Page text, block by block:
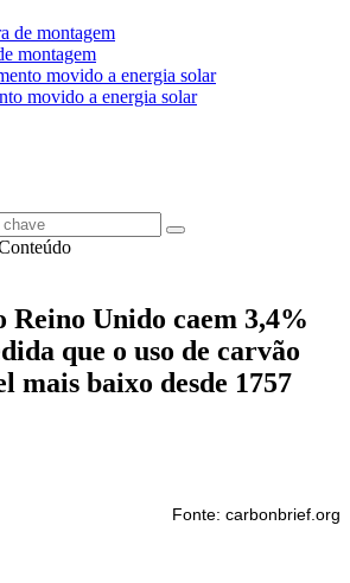
montagem
movido a energia solar
Reino Unido caem 3,4%
que o uso de carvão
mais baixo desde 1757
Fonte: carbonbrief.org